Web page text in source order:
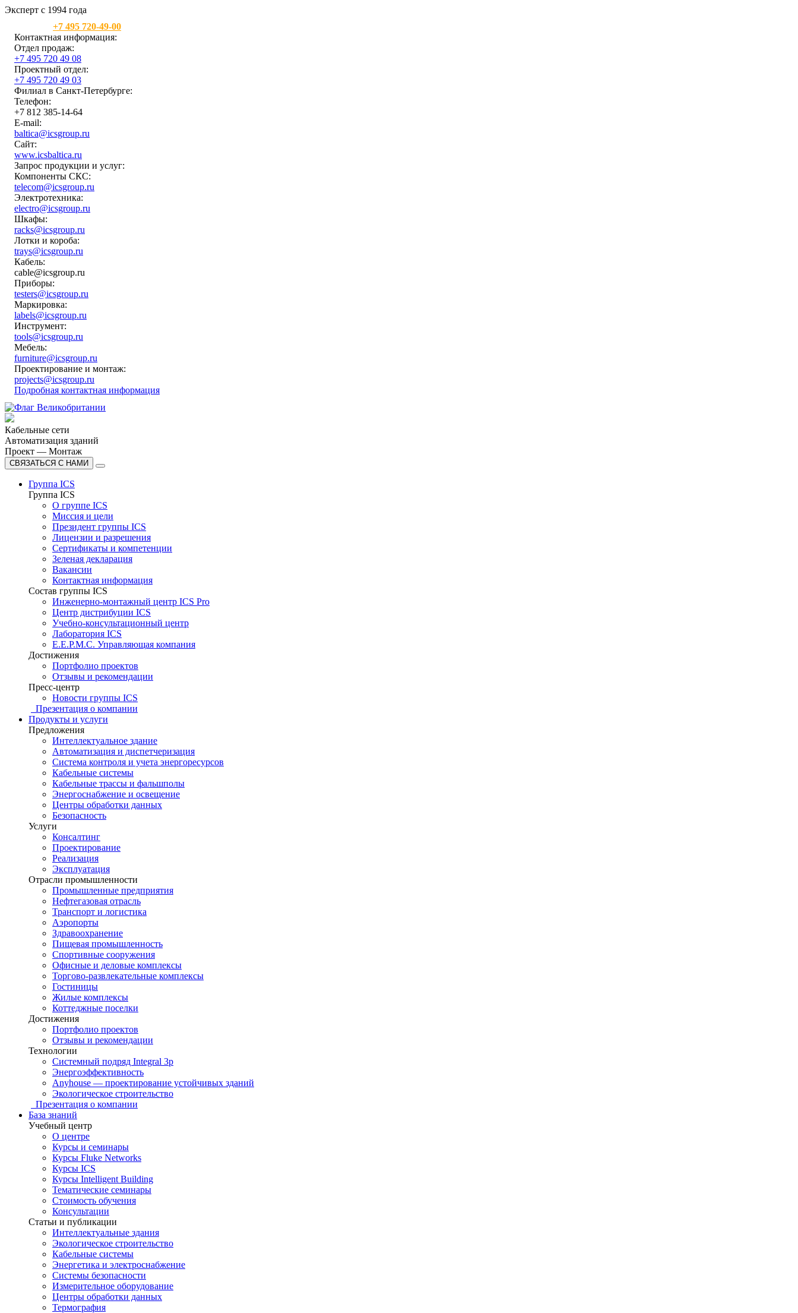
Эксперт с 1994 года
+7 495 720-49-00
Контактная информация:
Отдел продаж:
+7 495 720 49 08
Проектный отдел:
+7 495 720 49 03
Филиал в Санкт-Петербурге:
Телефон:
+7 812 385-14-64
E-mail:
baltica@icsgroup.ru
Сайт:
www.icsbaltica.ru
Запрос продукции и услуг:
Компоненты СКС:
telecom@icsgroup.ru
Электротехника:
electro@icsgroup.ru
Шкафы:
racks@icsgroup.ru
Лотки и короба:
trays@icsgroup.ru
Кабель:
cable@icsgroup.ru
Приборы:
testers@icsgroup.ru
Маркировка:
labels@icsgroup.ru
Инструмент:
tools@icsgroup.ru
Мебель:
furniture@icsgroup.ru
Проектирование и монтаж:
projects@icsgroup.ru
Подробная контактная информация
Кабельные сети
Автоматизация зданий
Проект — Монтаж
СВЯЗАТЬСЯ С НАМИ
Группа ICS
Группа ICS
О группе ICS
Миссия и цели
Президент группы ICS
Лицензии и разрешения
Сертификаты и компетенции
Зеленая декларация
Вакансии
Контактная информация
Состав группы ICS
Инженерно-монтажный центр ICS Pro
Центр дистрибуции ICS
Учебно-консультационный центр
Лаборатория ICS
E.E.P.M.C. Управляющая компания
Достижения
Портфолио проектов
Отзывы и рекомендации
Пресс-центр
Новости группы ICS
Презентация о компании
Продукты и услуги
Предложения
Интеллектуальное здание
Автоматизация и диспетчеризация
Система контроля и учета энергоресурсов
Кабельные системы
Кабельные трассы и фальшполы
Энергоснабжение и освещение
Центры обработки данных
Безопасность
Услуги
Консалтинг
Проектирование
Реализация
Эксплуатация
Отрасли промышленности
Промышленные предприятия
Нефтегазовая отрасль
Транспорт и логистика
Аэропорты
Здравоохранение
Пищевая промышленность
Спортивные сооружения
Офисные и деловые комплексы
Торгово-развлекательные комплексы
Гостиницы
Жилые комплексы
Коттеджные поселки
Достижения
Портфолио проектов
Отзывы и рекомендации
Технологии
Системный подряд Integral 3p
Энергоэффективность
Anyhouse — проектирование устойчивых зданий
Экологическое строительство
Презентация о компании
База знаний
Учебный центр
О центре
Курсы и семинары
Курсы Fluke Networks
Курсы ICS
Курсы Intelligent Building
Тематические семинары
Стоимость обучения
Консультации
Статьи и публикации
Интеллектуальные здания
Экологическое строительство
Кабельные системы
Энергетика и электроснабжение
Системы безопасности
Измерительное оборудование
Центры обработки данных
Термография